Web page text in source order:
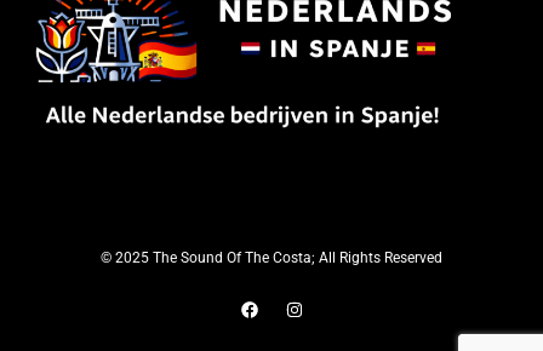
© 2025 The Sound Of The Costa; All Rights Reserved